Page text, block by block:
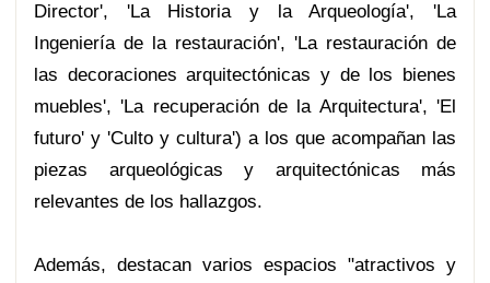
Director', 'La Historia y la Arqueología', 'La
Ingeniería de la restauración', 'La restauración de
las decoraciones arquitectónicas y de los bienes
muebles', 'La recuperación de la Arquitectura', 'El
futuro' y 'Culto y cultura') a los que acompañan las
piezas arqueológicas y arquitectónicas más
relevantes de los hallazgos.
Además, destacan varios espacios "atractivos y